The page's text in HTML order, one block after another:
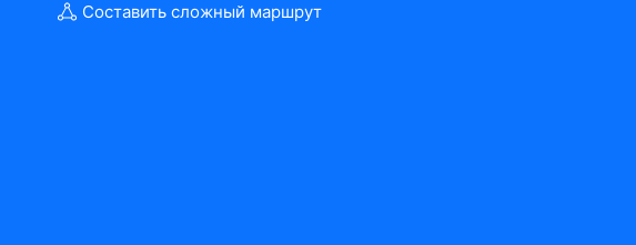
Составить сложный маршрут